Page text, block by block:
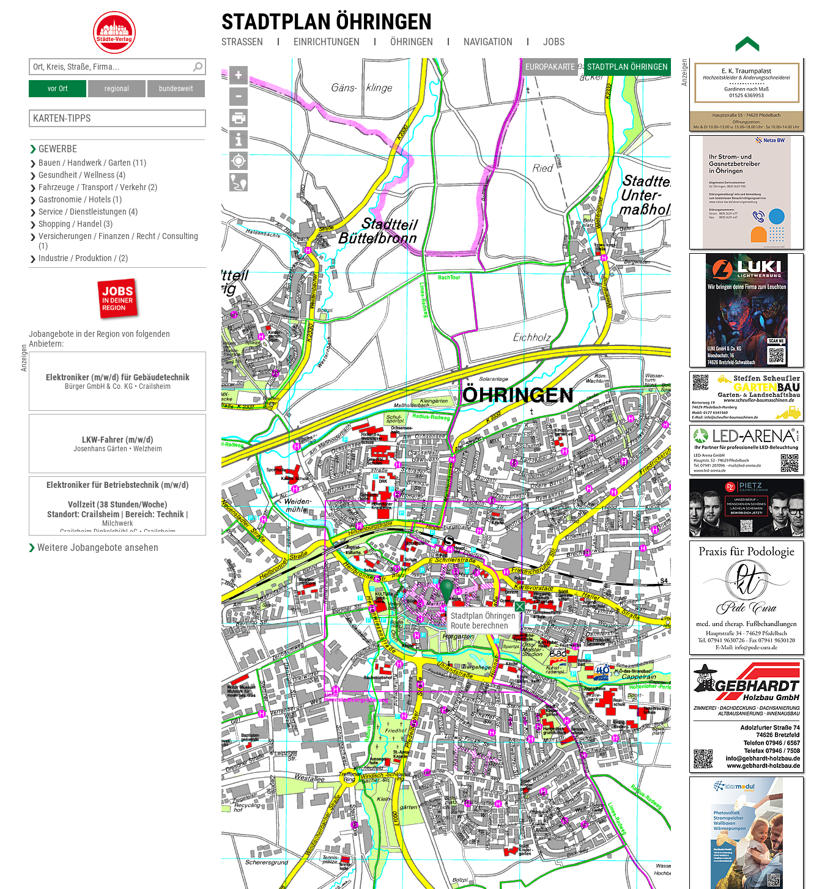
STADTPLAN ÖHRINGEN
STRASSEN EINRICHTUNGEN ÖHRINGEN NAVIGATION JOBS
EUROPAKARTE STADTPLAN ÖHRINGEN
+
−
Stadtplan Öhringen
Route berechnen
vor Ort regional bundesweit
KARTEN-TIPPS
Karte Hohenlohe
Stadtplan Künzelsau
Stadtplan Weinsberg
Stadtplan Murrhardt
GEWERBE
Bauen / Handwerk / Garten (11)
Gesundheit / Wellness (4)
Fahrzeuge / Transport / Verkehr (2)
Gastronomie / Hotels (1)
Service / Dienstleistungen (4)
Shopping / Handel (3)
Versicherungen / Finanzen / Recht / Consulting
(1)
Industrie / Produktion / (2)
Anzeigen
Jobangebote in der Region von folgenden
Anbietern:
Elektroniker (m/w/d) für Gebäudetechnik
Bürger GmbH & Co. KG • Crailsheim
LKW-Fahrer (m/w/d)
Josenhans Gärten • Welzheim
Elektroniker für Betriebstechnik (m/w/d)
Vollzeit (38 Stunden/Woche)
Standort: Crailsheim | Bereich: Technik |
Milchwerk
Crailsheim-Dinkelsbühl eG • Crailsheim
Weitere Jobangebote ansehen
Anzeigen